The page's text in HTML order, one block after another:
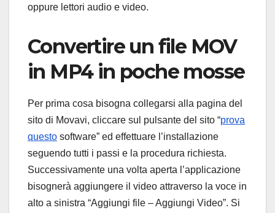
oppure lettori audio e video.
Convertire un file MOV
in MP4 in poche mosse
Per prima cosa bisogna collegarsi alla pagina del
sito di Movavi, cliccare sul pulsante del sito “prova
questo software” ed effettuare l’installazione
seguendo tutti i passi e la procedura richiesta.
Successivamente una volta aperta l’applicazione
bisognerà aggiungere il video attraverso la voce in
alto a sinistra “Aggiungi file – Aggiungi Video”. Si